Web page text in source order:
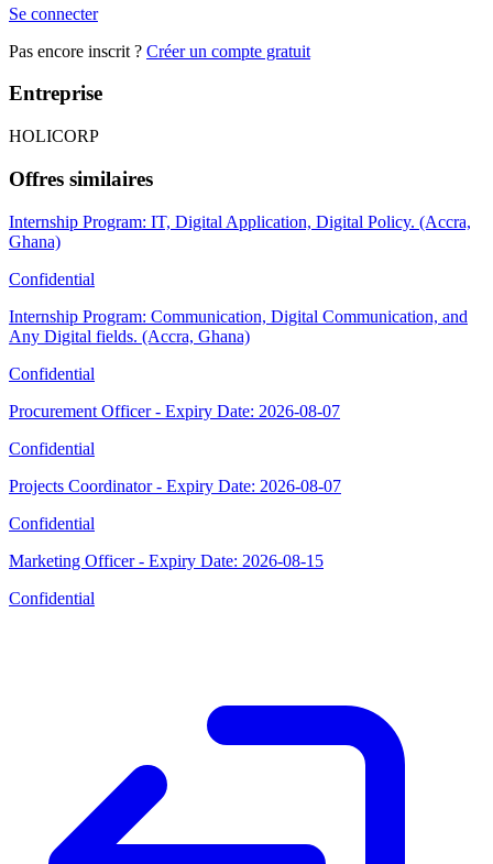
Se connecter
Pas encore inscrit ? Créer un compte gratuit
Entreprise
HOLICORP
Offres similaires
Internship Program: IT, Digital Application, Digital Policy. (Accra,
Ghana)
Confidential
Internship Program: Communication, Digital Communication, and
Any Digital fields. (Accra, Ghana)
Confidential
Procurement Officer - Expiry Date: 2026-08-07
Confidential
Projects Coordinator - Expiry Date: 2026-08-07
Confidential
Marketing Officer - Expiry Date: 2026-08-15
Confidential